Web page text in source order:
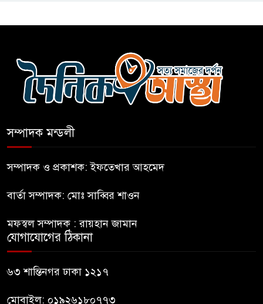
ছাড়লেন ১১ দলের নেতারা
এআই বক্তব্য দিয়েছে শেখ হাসিনা
ঐক্যের পদযাত্রা আটকে দিলো
সুযোগ দেওয়ায় ঢাকার ক্ষোভ
সম্পাদক মন্ডলী
সম্পাদক ও প্রকাশক: ইফতেখার আহমেদ
বার্তা সম্পাদক: মোঃ সাব্বির শাওন
মফস্বল সম্পাদক : রায়হান জামান
যোগাযোগের ঠিকানা
৬৩ শান্তিনগর ঢাকা ১২১৭
মোবাইল: ০১৯২৬১৮০৭৭৩